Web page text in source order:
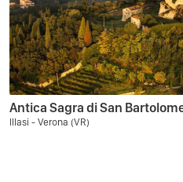
Antica Sagra di San
Illasi - Verona (VR)